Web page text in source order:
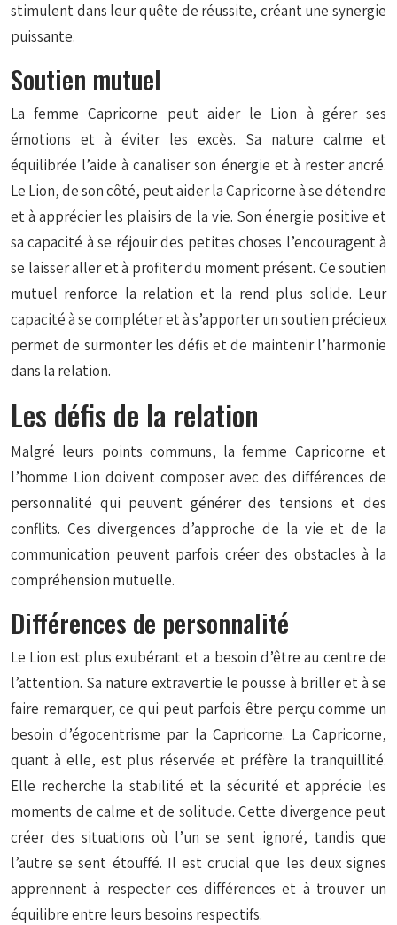
stimulent dans leur quête de réussite, créant une synergie
puissante.
Soutien mutuel
La femme Capricorne peut aider le Lion à gérer ses
émotions et à éviter les excès. Sa nature calme et
équilibrée l’aide à canaliser son énergie et à rester ancré.
Le Lion, de son côté, peut aider la Capricorne à se détendre
et à apprécier les plaisirs de la vie. Son énergie positive et
sa capacité à se réjouir des petites choses l’encouragent à
se laisser aller et à profiter du moment présent. Ce soutien
mutuel renforce la relation et la rend plus solide. Leur
capacité à se compléter et à s’apporter un soutien précieux
permet de surmonter les défis et de maintenir l’harmonie
dans la relation.
Les défis de la relation
Malgré leurs points communs, la femme Capricorne et
l’homme Lion doivent composer avec des différences de
personnalité qui peuvent générer des tensions et des
conflits. Ces divergences d’approche de la vie et de la
communication peuvent parfois créer des obstacles à la
compréhension mutuelle.
Différences de personnalité
Le Lion est plus exubérant et a besoin d’être au centre de
l’attention. Sa nature extravertie le pousse à briller et à se
faire remarquer, ce qui peut parfois être perçu comme un
besoin d’égocentrisme par la Capricorne. La Capricorne,
quant à elle, est plus réservée et préfère la tranquillité.
Elle recherche la stabilité et la sécurité et apprécie les
moments de calme et de solitude. Cette divergence peut
créer des situations où l’un se sent ignoré, tandis que
l’autre se sent étouffé. Il est crucial que les deux signes
apprennent à respecter ces différences et à trouver un
équilibre entre leurs besoins respectifs.